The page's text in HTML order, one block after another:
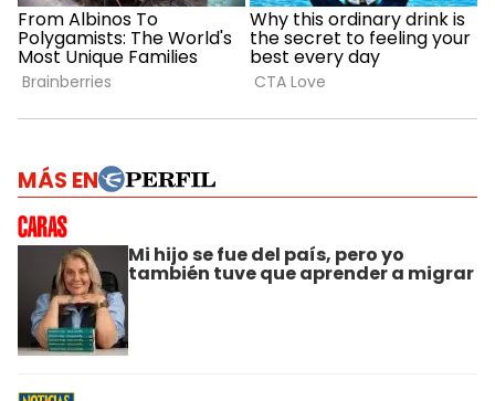
MÁS EN
Mi hijo se fue del país, pero yo
también tuve que aprender a migrar